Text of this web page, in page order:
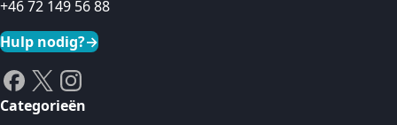
+46 72 149 56 88
Hulp nodig?→
Categorieën